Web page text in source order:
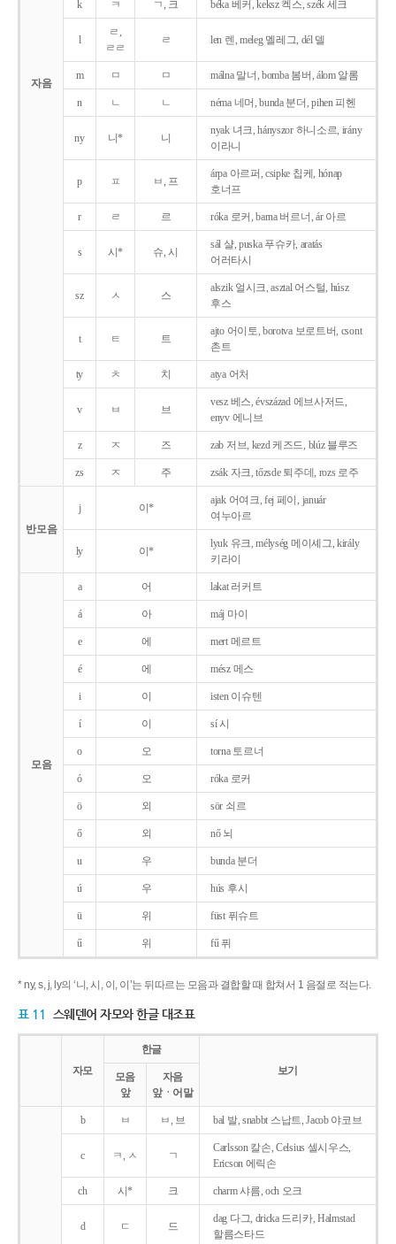
자음
k ㅋ ㄱ, 크 béka 베커, keksz 켁스, szék 세크
l
ㄹ,
ㄹㄹ
ㄹ len 렌, meleg 멜레그, dél 델
m ㅁ ㅁ málna 말너, bomba 봄버, álom 알롬
n ㄴ ㄴ néma 네머, bunda 분더, pihen 피헨
ny 니* 니
nyak 녀크, hányszor 하니소르, irány
이라니
p ㅍ ㅂ, 프
árpa 아르퍼, csipke 칩케, hónap
호너프
r ㄹ 르 róka 로커, barna 버르너, ár 아르
s 시* 슈, 시
sál 샬, puska 푸슈카, aratás
어러타시
sz ㅅ 스
alszik 얼시크, asztal 어스털, húsz
후스
t ㅌ 트
ajto 어이토, borotva 보로트버, csont
촌트
ty ㅊ 치 atya 어처
v ㅂ 브
vesz 베스, évszázad 에브사저드,
enyv 에니브
z ㅈ 즈 zab 저브, kezd 케즈드, blúz 블루즈
zs ㅈ 주 zsák 자크, tőzsde 퇴주데, rozs 로주
반모음
j 이*
ajak 어여크, fej 페이, január
여누아르
ly 이*
lyuk 유크, mélység 메이셰그, király
키라이
모음
a 어 lakat 러커트
á 아 máj 마이
e 에 mert 메르트
é 에 mész 메스
i 이 isten 이슈텐
í 이 sí 시
o 오 torna 토르너
ó 오 róka 로커
ö 외 sör 쇠르
ő 외 nő 뇌
u 우 bunda 분더
ú 우 hús 후시
ü 위 füst 퓌슈트
ű 위 fű 퓌
* ny, s, j, ly의 ‘니, 시, 이, 이’는 뒤따르는 모음과 결합할 때 합쳐서 1 음절로 적는다.
표 11 스웨덴어 자모와 한글 대조표
자모
한글
보기
모음
앞
자음
앞ㆍ어말
b ㅂ ㅂ, 브 bal 발, snabbt 스납트, Jacob 야코브
c ㅋ, ㅅ ㄱ
Carlsson 칼손, Celsius 셀시우스,
Ericson 에릭손
ch 시* 크 charm 샤름, och 오크
d ㄷ 드
dag 다그, dricka 드리카, Halmstad
할름스타드